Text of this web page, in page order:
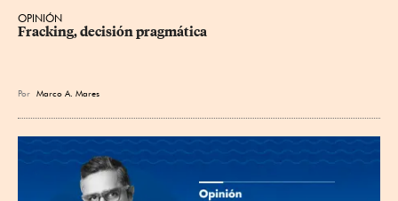
OPINIÓN
Fracking, decisión pragmática
Por Marco A. Mares